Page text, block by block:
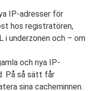
IP-adresser för
hos registratören,
i underzonen och – om
och nya IP-
På så sätt får
sina cacheminnen.